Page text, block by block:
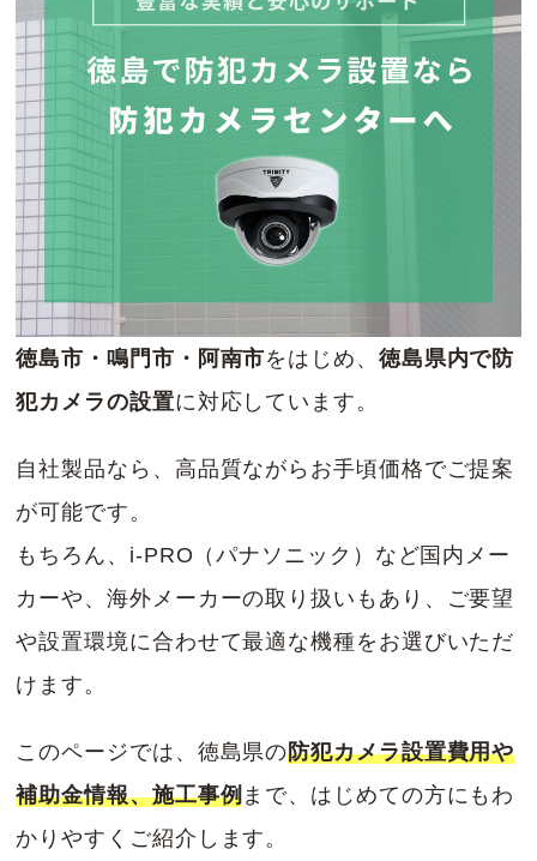
徳島市・鳴門市・阿南市をはじめ、 徳島県内で防
犯カメラの設置に対応しています。
自社製品なら、高品質ながらお手頃価格でご提案
が可能です。
もちろん、i-PRO（パナソニック）など国内メー
カーや、海外メーカーの取り扱いもあり、ご要望
や設置環境に合わせて最適な機種をお選びいただ
けます。
このページでは、徳島県の防犯カメラ設置費用や
補助金情報、施工事例まで、はじめての方にもわ
かりやすくご紹介します。